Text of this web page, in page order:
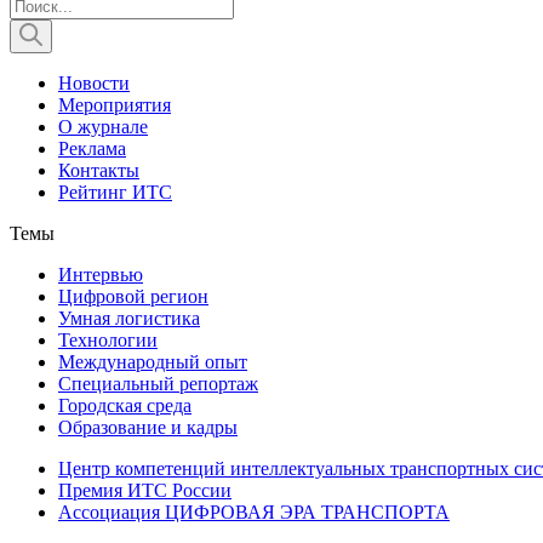
Новости
Мероприятия
О журнале
Реклама
Контакты
Рейтинг ИТС
Темы
Интервью
Цифровой регион
Умная логистика
Технологии
Международный опыт
Специальный репортаж
Городская среда
Образование и кадры
Центр компетенций интеллектуальных транспортных
Премия ИТС России
Ассоциация ЦИФРОВАЯ ЭРА ТРАНСПОРТА